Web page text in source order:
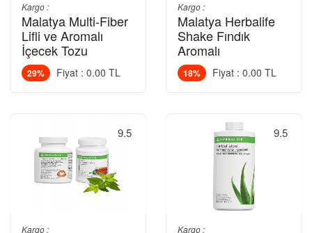
Kargo :
Malatya Multi-Fiber
Lifli ve Aromalı
İçecek Tozu
29% Fiyat : 0.00 TL
9.5
Kargo :
Kargo :
Malatya Herbalife
Shake Fındık
Aromalı
18% Fiyat : 0.00 TL
9.5
Kargo :